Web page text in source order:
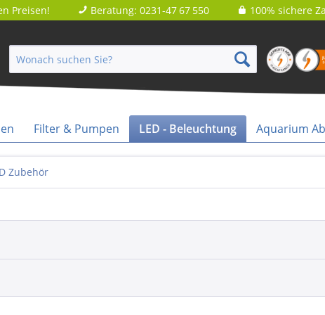
Preisen! Beratung: 0231-47 67 550
100% sichere
Filter & Pumpen LED - Beleuchtung Aquarium
Zubehör